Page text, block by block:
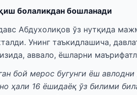
болаликдан бошланади
Абдухолиқов ўз нутқида
Унинг таъкидлашича,
аввало, ёшларни
бой мерос бугунги ёш
ҳали 16 ёшидаёқ ўз билими